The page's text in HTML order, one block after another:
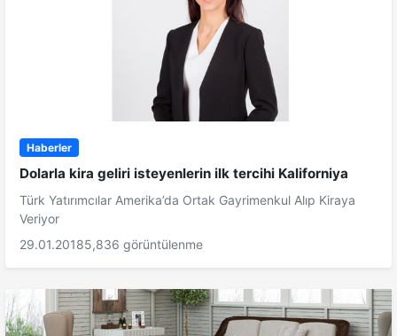
Haberler
Dolarla kira geliri isteyenlerin ilk tercihi Kaliforniya
Türk Yatırımcılar Amerika’da Ortak Gayrimenkul Alıp Kiraya
Veriyor
29.01.20185,836 görüntülenme